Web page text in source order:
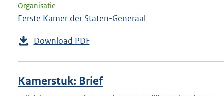
Organisatie
Eerste Kamer der Staten-Generaal
Download PDF
Kamerstuk: Brief